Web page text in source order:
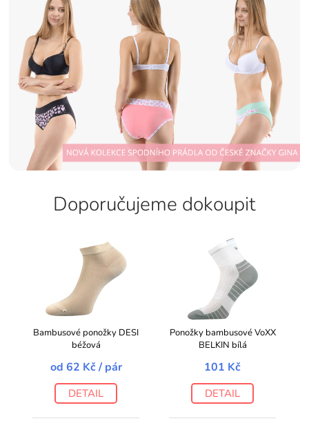
Doporučujeme dokoupit
Bambusové ponožky DESI
béžová
od 62 Kč/ pár
DETAIL
Ponožky bambusové VoXX
BELKIN bílá
101 Kč
DETAIL